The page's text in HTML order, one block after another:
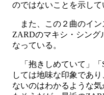
のではないことを示して
また、この２曲のイン
ZARDのマキシ・シング
なっている。
「抱きしめていて」「
しては地味な印象であ
ないのはわかるような気